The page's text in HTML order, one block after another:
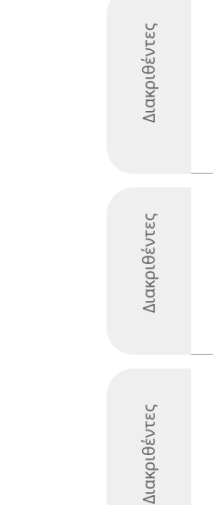
Διακριθέντες
Διακριθέντες
Διακριθέντες